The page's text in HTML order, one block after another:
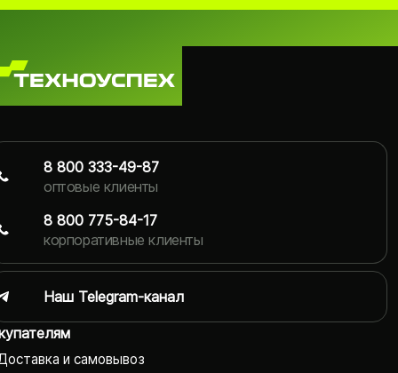
и самовывоз
8 800 333-49-87
оптовые клиенты
8 800 775-84-17
корпоративные клиенты
Наш Telegram-канал